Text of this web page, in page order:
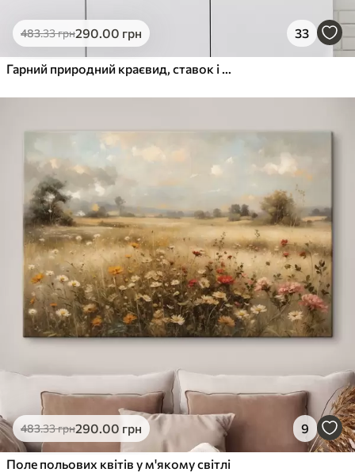
483.33грн290.00 грн 33
Гарний природний краєвид, ставок і дерева, дика природа, м'які пастельні кольори
483.33грн290.00 грн 9
Поле польових квітів у м'якому світлі